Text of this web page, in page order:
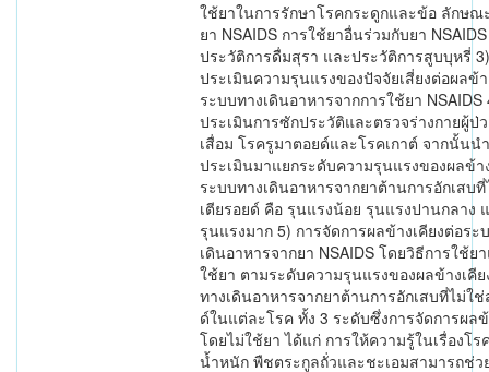
ใช้ยาในการรักษาโรคกระดูกและข้อ ลักษณ
ยา NSAIDS การใช้ยาอื่นร่วมกับยา NSAIDS
ประวัติการดื่มสุรา และประวัติการสูบบุหรี่
ประเมินความรุนแรงของปัจจัยเสี่ยงต่อผลข้า
ระบบทางเดินอาหารจากการใช้ยา NSAIDS
ประเมินการซักประวัติและตรวจร่างกายผู้ป่
เสื่อม โรครูมาตอยด์และโรคเกาต์ จากนั้นน
ประเมินมาแยกระดับความรุนแรงของผลข้า
ระบบทางเดินอาหารจากยาต้านการอักเสบ
เตียรอยด์ คือ รุนแรงน้อย รุนแรงปานกลาง
รุนแรงมาก 5) การจัดการผลข้างเคียงต่อระ
เดินอาหารจากยา NSAIDS โดยวิธีการใช้ย
ใช้ยา ตามระดับความรุนแรงของผลข้างเคี
ทางเดินอาหารจากยาต้านการอักเสบที่ไม่ใช่
ด์ในแต่ละโรค ทั้ง 3 ระดับซึ่งการจัดการผลข้
โดยไม่ใช้ยา ได้แก่ การให้ความรู้ในเรื่องโร
น้ำหนัก พืชตระกูลถั่วและชะเอมสามารถช่ว